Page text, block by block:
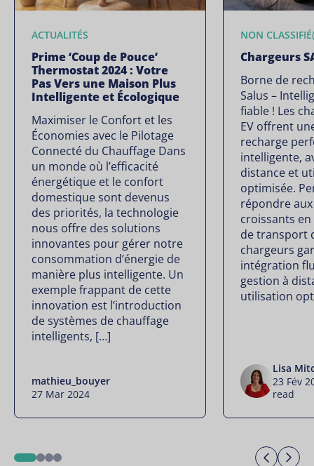
ACTUALITÉS
Prime ‘Coup de Pouce’
Thermostat 2024 : Votre
Pas Vers une Maison Plus
Intelligente et Écologique
Maximiser le Confort et les
Économies avec le Pilotage
Connecté du Chauffage Dans
un monde où l’efficacité
énergétique et le confort
domestique sont devenus
des priorités, la technologie
nous offre des solutions
innovantes pour gérer notre
consommation d’énergie de
manière plus intelligente. Un
exemple frappant de cette
innovation est l’introduction
de systèmes de chauffage
intelligents, […]
mathieu_bouyer
27 Mar 2024
NON
Chargeurs
Borne de
Salus –
fiable ! Les
EV offrent
recharge
intelligente,
distance et
optimisée.
répondre
croissants
de transport
chargeurs
intégration
gestion à
utilisation
Lisa
23 Fév
read
123